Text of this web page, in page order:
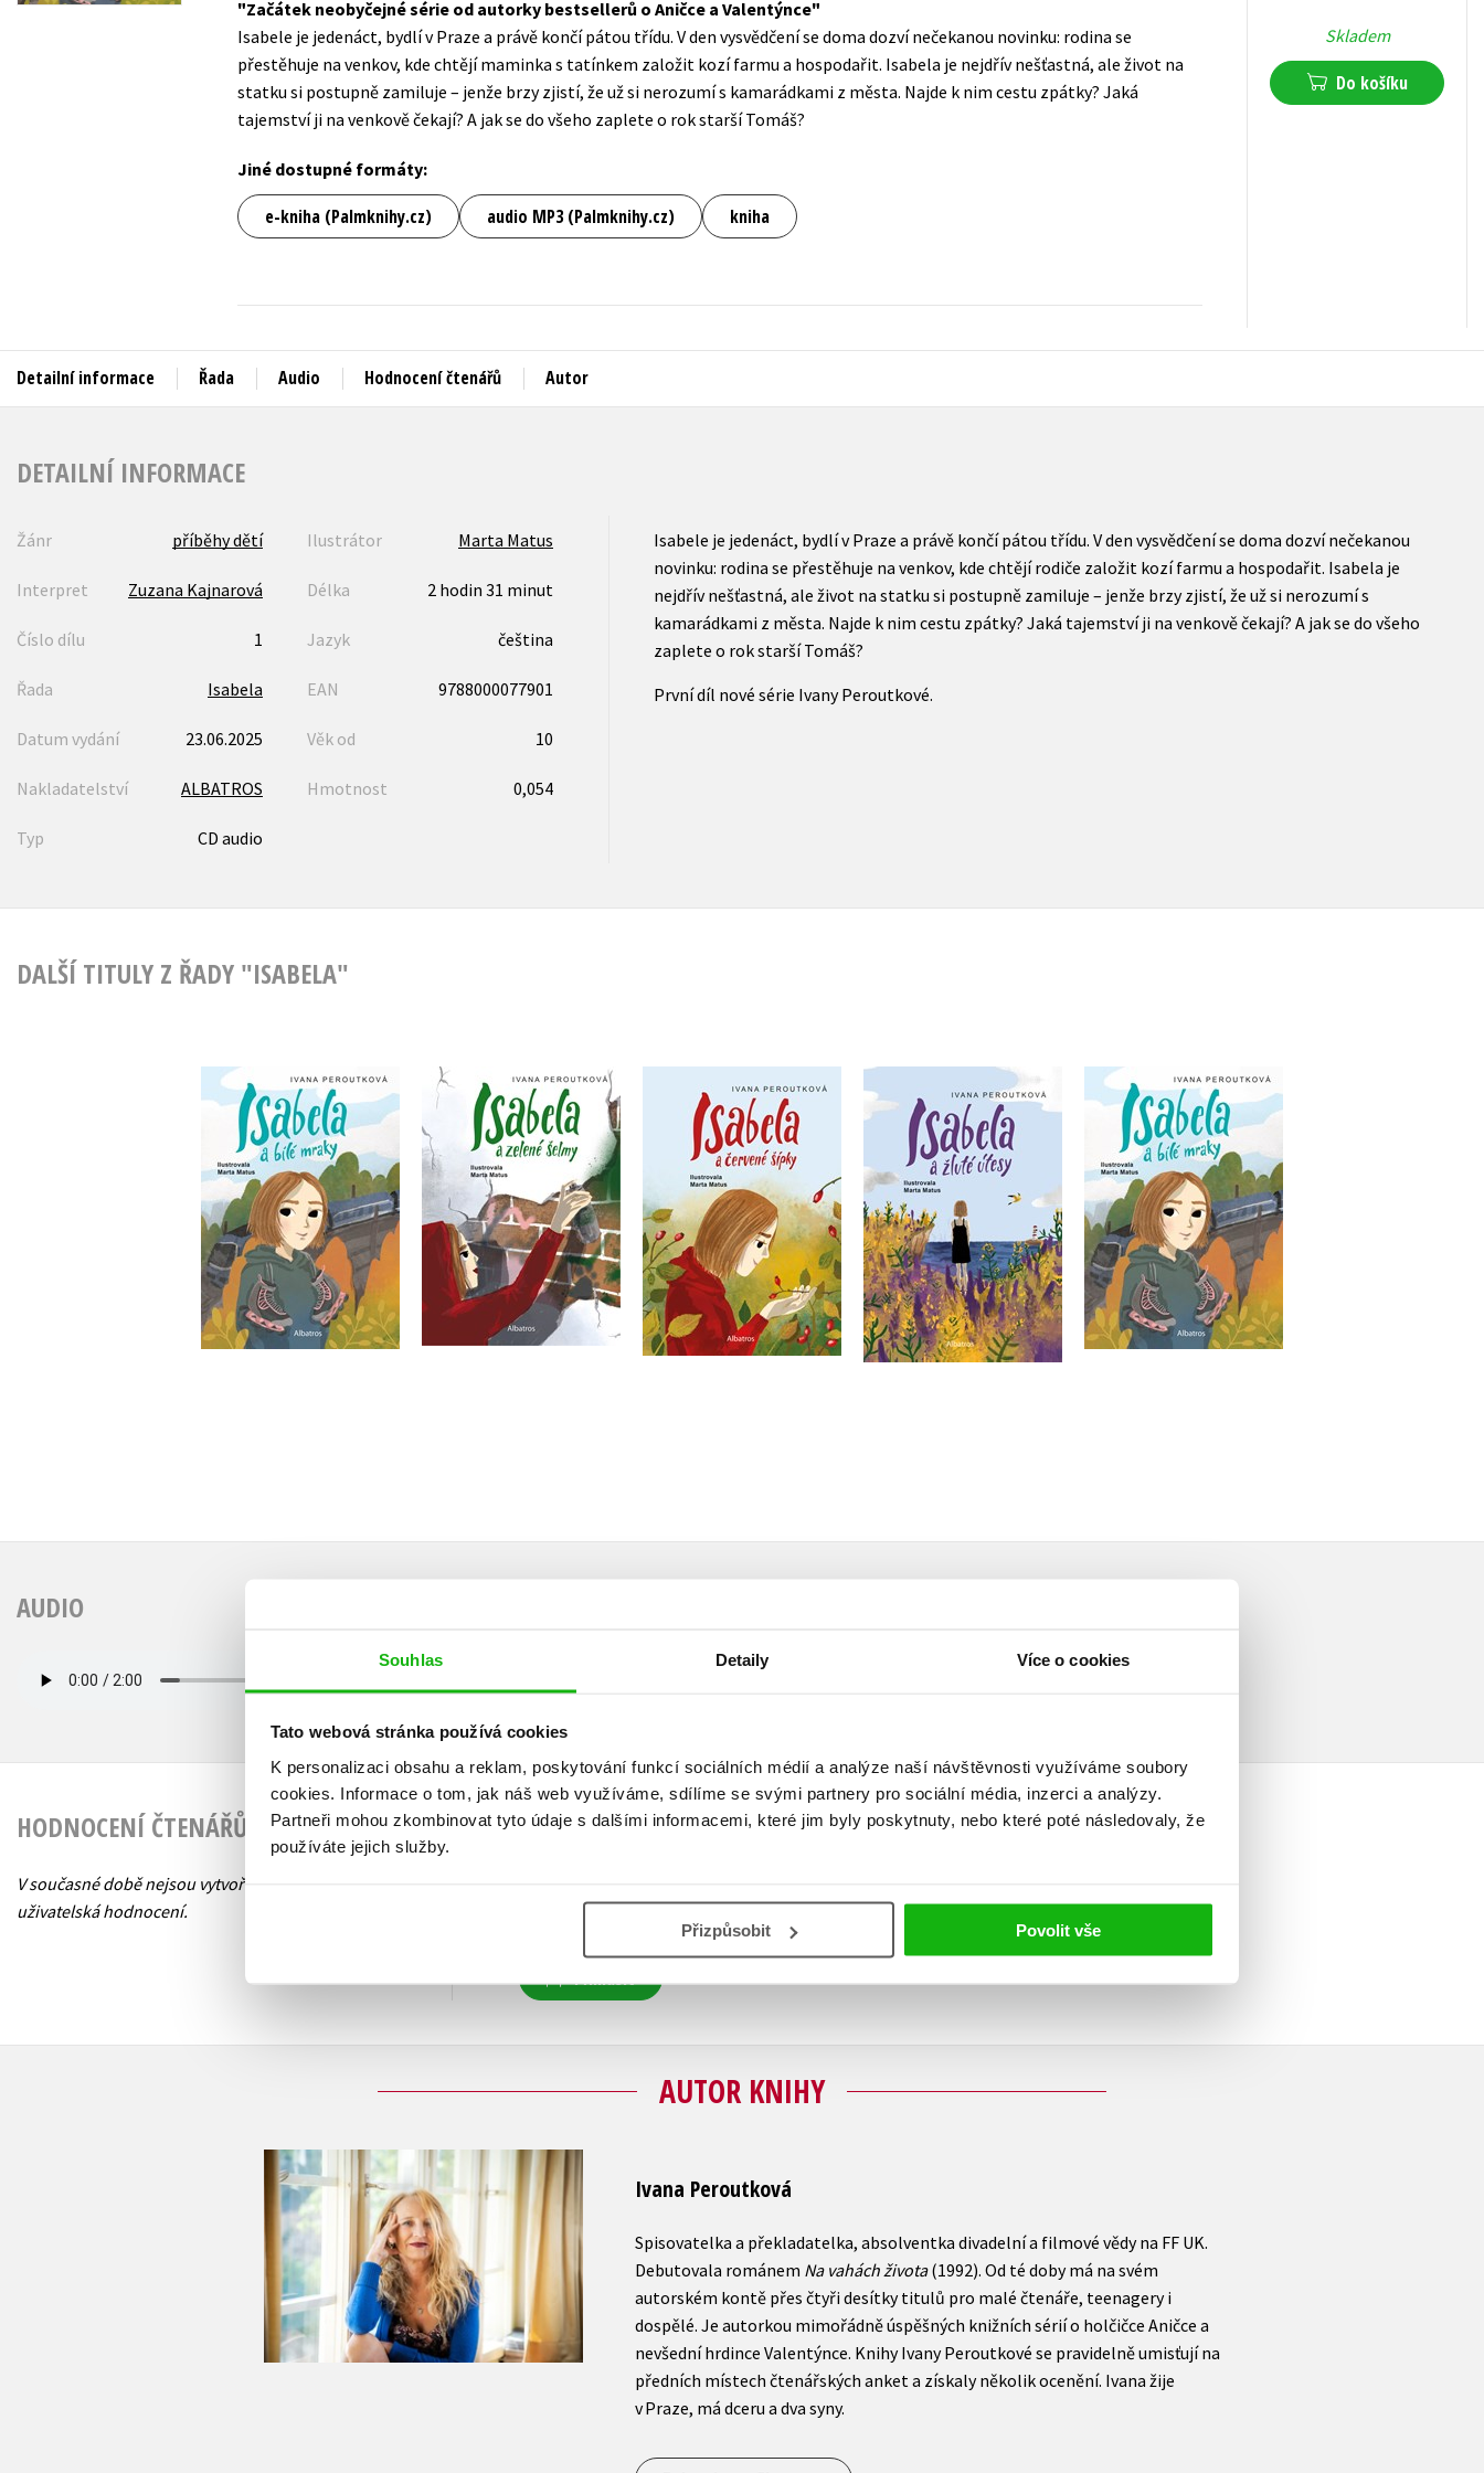
Souhlas Detaily Více o cookies
Tato webová stránka používá cookies
K personalizaci obsahu a reklam, poskytování funkcí sociálních médií a analýze naší návštěvnosti využíváme soubory
cookies. Informace o tom, jak náš web využíváme, sdílíme se svými partnery pro sociální média, inzerci a analýzy.
Partneři mohou zkombinovat tyto údaje s dalšími informacemi, které jim byly poskytnuty, nebo které poté následovaly, že
používáte jejich služby.
Přizpůsobit Povolit vše
Auto - moto
Jazyky
Kalendáře
Kariéra a osobní rozvoj
Komiks
Populárně - naučná pro dospělé
Populárně - naučné pro děti
Předškoláci
Příroda a zahrada
Young adult (SK)
Zahraniční literatura
Všechny tituly
Začátek neobyčejné série od autorky bestsellerů o Aničce a Valentýnce
Isabele je jedenáct, bydlí v Praze a právě končí pátou třídu. V den vysvědčení se doma dozví nečekanou novinku: rodina se
přestěhuje na venkov, kde chtějí maminka s tatínkem založit kozí farmu a hospodařit. Isabela je nejdřív nešťastná, ale život na
statku si postupně zamiluje – jenže brzy zjistí, že už si nerozumí s kamarádkami z města. Najde k nim cestu zpátky? Jaká
tajemství ji na venkově čekají? A jak se do všeho zaplete o rok starší Tomáš?
Jiné dostupné formáty:
e-kniha (Palmknihy.cz) audio MP3 (Palmknihy.cz) kniha
Skladem
Do košíku
Detailní informace Řada Audio Hodnocení čtenářů Autor
DETAILNÍ INFORMACE
Žánr příběhy dětí Ilustrátor Marta Matus
Interpret Zuzana Kajnarová Délka 2 hodin 31 minut
Číslo dílu 1 Jazyk čeština
Řada Isabela EAN 9788000077901
Datum vydání 23.06.2025 Věk od 10
Nakladatelství ALBATROS Hmotnost 0,054
Typ CD audio
Isabele je jedenáct, bydlí v Praze a právě končí pátou třídu. V den vysvědčení se doma dozví nečekanou
novinku: rodina se přestěhuje na venkov, kde chtějí rodiče založit kozí farmu a hospodařit. Isabela je
nejdřív nešťastná, ale život na statku si postupně zamiluje – jenže brzy zjistí, že už si nerozumí s
kamarádkami z města. Najde k nim cestu zpátky? Jaká tajemství ji na venkově čekají? A jak se do všeho
zaplete o rok starší Tomáš?
První díl nové série Ivany Peroutkové.
DALŠÍ TITULY Z ŘADY "ISABELA"
Isabela a bílé mraky
Ivana Peroutková
Do košíku
299 Kč
239 Kč
Isabela a zelené šelmy
Ivana Peroutková
Do košíku
299 Kč
239 Kč
Isabela a červené
šípky
Ivana Peroutková
Do košíku
299 Kč
239 Kč
Isabela a žluté útesy
Ivana Peroutková
Do košíku
269 Kč
215 Kč
Isabela a bílé mraky
Ivana Peroutková
Do košíku
269 Kč
215 Kč
AUDIO
HODNOCENÍ ČTENÁŘŮ
V současné době nejsou vytvořena žádná
uživatelská hodnocení.
Uživatelskou recenzi mohou vkládat pouze registrovaní uživatelé
Přihlásit
AUTOR KNIHY
Ivana Peroutková
Spisovatelka a překladatelka, absolventka divadelní a filmové vědy na FF UK.
Debutovala románem Na vahách života(1992). Od té doby má na svém
autorském kontě přes čtyři desítky titulů pro malé čtenáře, teenagery i
dospělé. Je autorkou mimořádně úspěšných knižních sérií o holčičce Aničce a
nevšední hrdince Valentýnce. Knihy Ivany Peroutkové se pravidelně umisťují na
předních místech čtenářských anket a získaly několik ocenění. Ivana žije
v Praze, má dceru a dva syny.